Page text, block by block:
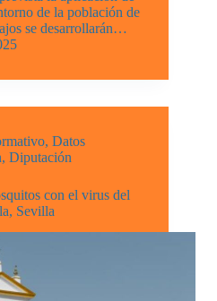
de la población de
se desarrollarán…
, Datos
, Diputación
con el virus del
Sevilla